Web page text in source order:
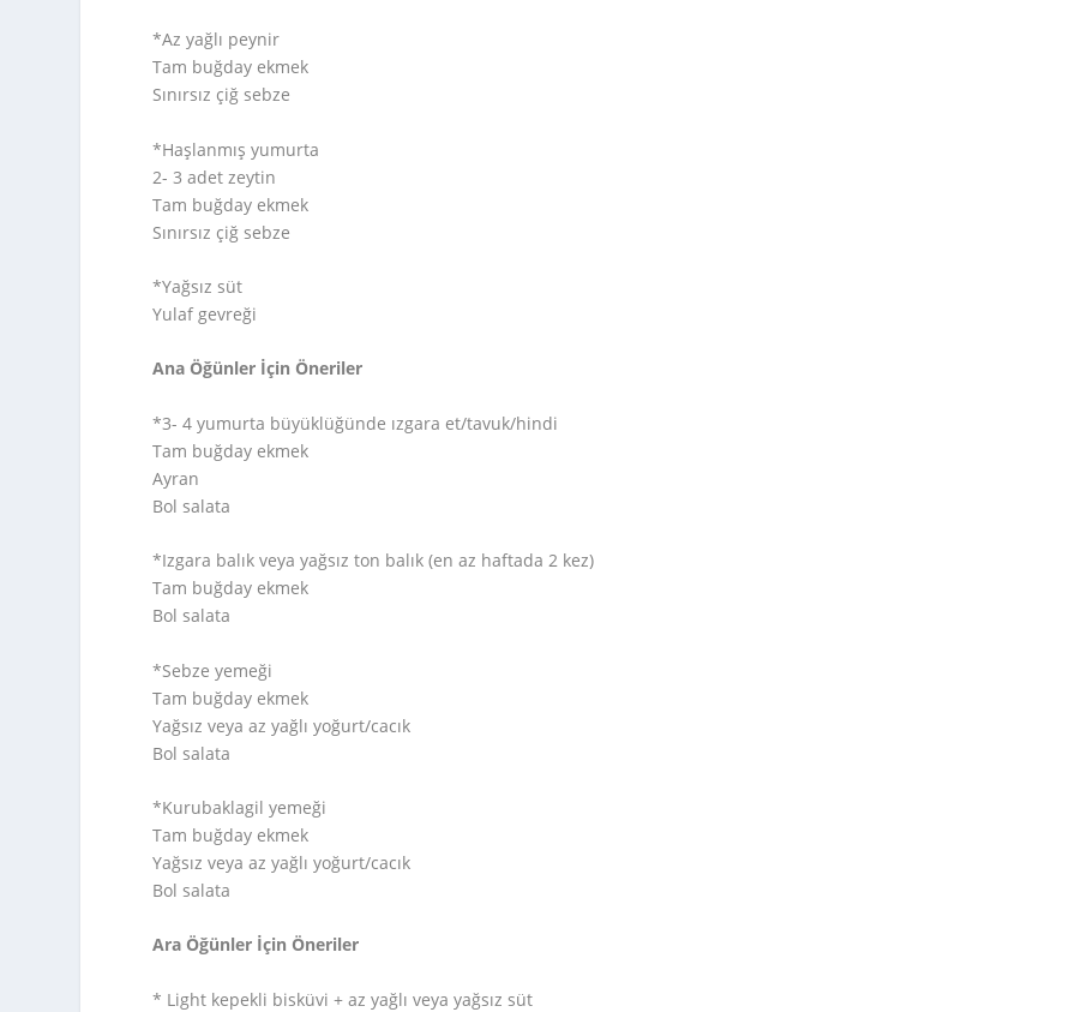
*Az yağlı peynir
Tam buğday ekmek
Sınırsız çiğ sebze
*Haşlanmış yumurta
2- 3 adet zeytin
Tam buğday ekmek
Sınırsız çiğ sebze
*Yağsız süt
Yulaf gevreği
Ana Öğünler İçin Öneriler
*3- 4 yumurta büyüklüğünde ızgara et/tavuk/hindi
Tam buğday ekmek
Ayran
Bol salata
*Izgara balık veya yağsız ton balık (en az haftada 2 kez)
Tam buğday ekmek
Bol salata
*Sebze yemeği
Tam buğday ekmek
Yağsız veya az yağlı yoğurt/cacık
Bol salata
*Kurubaklagil yemeği
Tam buğday ekmek
Yağsız veya az yağlı yoğurt/cacık
Bol salata
Ara Öğünler İçin Öneriler
* Light kepekli bisküvi + az yağlı veya yağsız süt